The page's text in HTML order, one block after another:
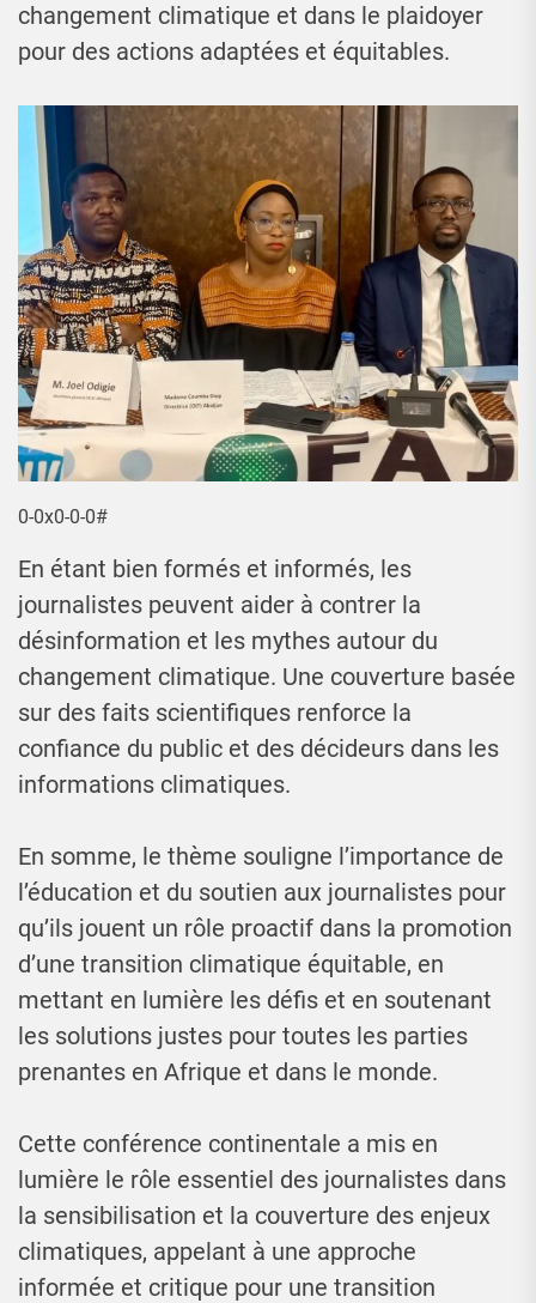
changement climatique et dans le plaidoyer
pour des actions adaptées et équitables.
0-0x0-0-0#
En étant bien formés et informés, les
journalistes peuvent aider à contrer la
désinformation et les mythes autour du
changement climatique. Une couverture basée
sur des faits scientifiques renforce la
confiance du public et des décideurs dans les
informations climatiques.
En somme, le thème souligne l’importance de
l’éducation et du soutien aux journalistes pour
qu’ils jouent un rôle proactif dans la promotion
d’une transition climatique équitable, en
mettant en lumière les défis et en soutenant
les solutions justes pour toutes les parties
prenantes en Afrique et dans le monde.
Cette conférence continentale a mis en
lumière le rôle essentiel des journalistes dans
la sensibilisation et la couverture des enjeux
climatiques, appelant à une approche
informée et critique pour une transition